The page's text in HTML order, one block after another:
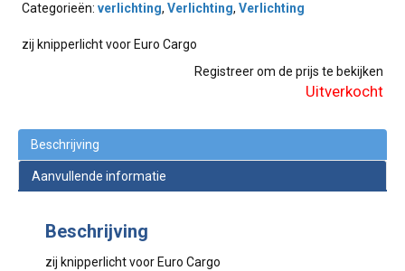
Categorieën: verlichting, Verlichting, Verlichting
zij knipperlicht voor Euro Cargo
Registreer om de prijs te bekijken
Uitverkocht
Beschrijving
Aanvullende informatie
Beschrijving
zij knipperlicht voor Euro Cargo